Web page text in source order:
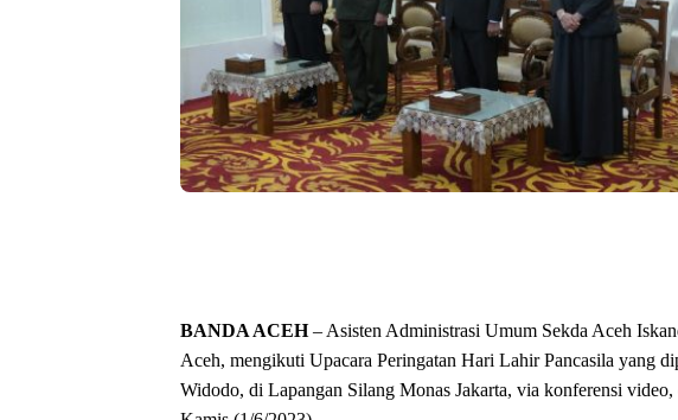
BANDA ACEH– Asisten Administrasi Umum Sekda Aceh
Aceh, mengikuti Upacara Peringatan Hari Lahir Pancasila yang
Widodo, di Lapangan Silang Monas Jakarta, via konferensi video,